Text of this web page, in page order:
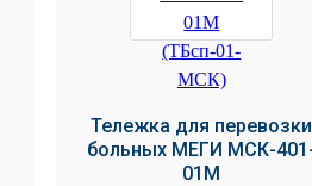
Тележка для перевозки
больных МЕГИ МСК-
01М